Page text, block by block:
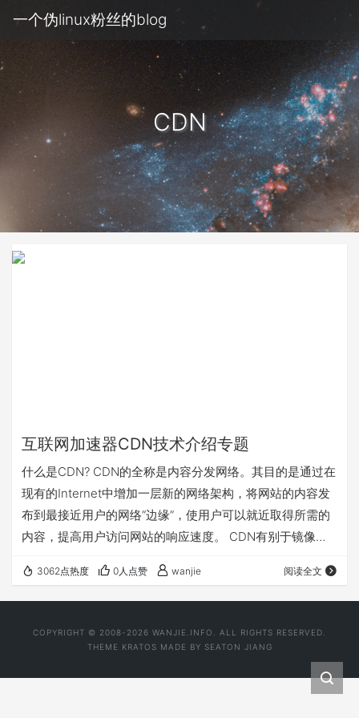
一个伪linux粉丝的blog
CDN
互联网加速器CDN技术介绍专题
什么是CDN? CDN的全称是内容分发网络。其目的是通过在
现有的Internet中增加一层新的网络架构，将网站的内容发
布到最接近用户的网络“边缘”，使用户可以就近取得所需的
内容，提高用户访问网站的响应速度。 CDN有别于镜像，
智能的镜像+缓存+流量导流。因而，CDN可以明显提高
Internet 网络中信息流动的效率。从技术上全面解决由于网
访问网站的响应速度。 CDN的类型特点
3062点热度 0人点赞 wanjie 阅读全文
COPYRIGHT © 2008-2026 WANJIE.INFO. ALL RIGHTS RESERVED.
THEME KRATOS MADE BY SEATON JIANG